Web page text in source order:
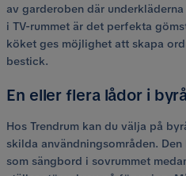
av garderoben där
i TV-rummet är det perfekta
köket ges möjlighet att skapa
bestick.
En eller flera lådor i
Hos Trendrum kan du välja på
skilda användningsområden.
som sängbord i sovrummet